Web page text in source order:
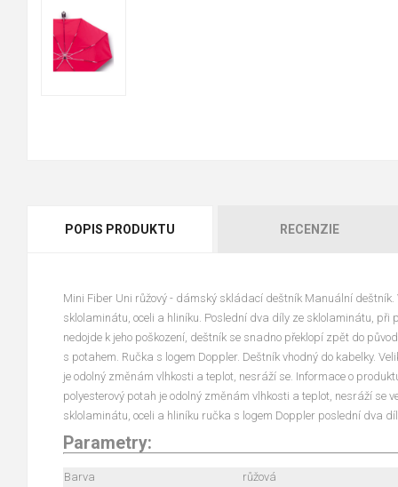
POPIS PRODUKTU RECENZIE
Mini Fiber Uni růžový - dámský skládací deštník Manuální deštník.
sklolaminátu, oceli a hliníku. Poslední dva díly ze sklolaminátu, při
nedojde k jeho poškození, deštník se snadno překlopí zpět do
s potahem. Ručka s logem Doppler. Deštník vhodný do kabelky.
je odolný změnám vlhkosti a teplot, nesráží se. Informace o
polyesterový potah je odolný změnám vlhkosti a teplot, nesráží se
sklolaminátu, oceli a hliníku ručka s logem Doppler poslední dva
Parametry:
Barva
růžová